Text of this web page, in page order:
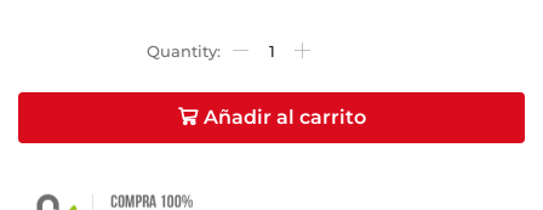
Email*
Guarda mi nombre, correo electrónico y web en
Añadir al carrito